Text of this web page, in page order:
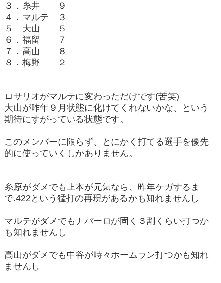
３．糸井 ９
４．マルテ ３
５．大山 ５
６．福留 ７
７．高山 ８
８．梅野 ２
ロサリオがマルテに変わっただけです(苦笑)
大山が昨年９月状態に化けてくれないかな、という
期待にすがっている状態です。
このメンバーに限らず、とにかく打てる選手を優先
的に使っていくしかありません。
糸原がダメでも上本が元気なら、昨年ケガするま
で.422という猛打の再現があるかも知れませんし
マルテがダメでもナバーロが固く３割くらい打つか
も知れませんし
高山がダメでも中谷が時々ホームラン打つかも知れ
ませんし